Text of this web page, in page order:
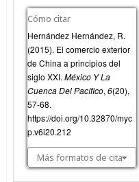
Cómo citar
Hernández Hernández, R.
(2015). El comercio exterior
de China a principios del
siglo XXI. México Y La
Cuenca Del Pacífico, 6(20),
57-68.
https://doi.org/10.32870/myc
p.v6i20.212
Más formatos de cita